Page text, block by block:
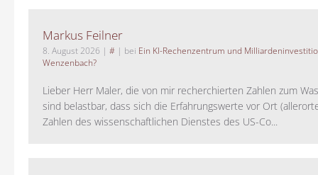
Markus Feilner
8. August 2026 | # | bei Ein KI-Rechenzentrum und
Wenzenbach?
Lieber Herr Maler, die von mir recherchierten Zahlen zum
sind belastbar, dass sich die Erfahrungswerte vor Ort
Zahlen des wissenschaftlichen Dienstes des US-Co...